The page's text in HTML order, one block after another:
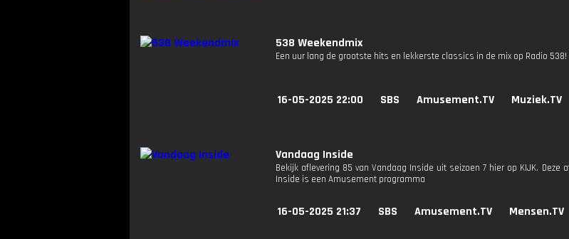
538 Weekendmix
Een uur lang de grootste hits en lekkerste classics in de mix op Radio 538!
16-05-2025 22:00 SBS Amusement.TV Muziek.TV
Vandaag Inside
Bekijk aflevering 85 van Vandaag Inside uit seizoen 7 hier op KIJK. Deze
Inside is een Amusement programma
16-05-2025 21:37 SBS Amusement.TV Mensen.TV